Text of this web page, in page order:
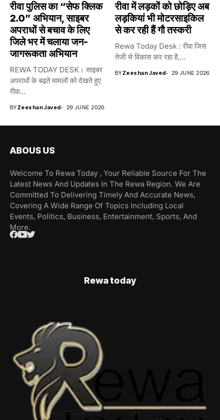
रीवा पुलिस का “सेफ क्लिक
2.0” अभियान, साइबर
अपराधों से बचाव के लिए
जिले भर में चलाया जन-
जागरूकता अभियान
REWA TODAY DESK। साइबर
अपराधों के बढ़ते मामलों को देखते हुए
रीवा...
BYZeeshan Javed 29 JUNE 2026
रीवा में लड़कों को छोड़िए अब
लड़कियां भी मोटरसाइकिल
से कर रही हैं गौ तस्करी
Rewa Today Desk : रीवा जिस
तेजी से विकास कर रहा है,...
BYZeeshan Javed 29 JUNE 2026
ABOUS US
Welcome To Rewa Today , Your Reliable Source For The
Latest News And Updates In The Rewa Region. We Are
Committed To Delivering Timely And Accurate News,
Covering A Wide Range Of Topics Including Local
Events, Politics, Business, Entertainment, Sports, And
More.
Rewa today